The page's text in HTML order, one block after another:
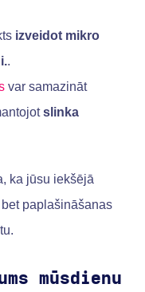
izveidot mikro
.
var samazināt
slinka
ka jūsu iekšējā
paplašināšanas
mūsdienu